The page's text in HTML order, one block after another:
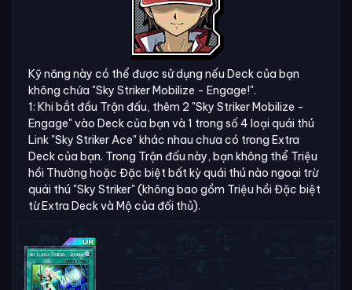
Kỹ năng này có thể được sử dụng nếu Deck của bạn
không chứa "Sky Striker Mobilize - Engage!".
1: Khi bắt đầu Trận đấu, thêm 2 "Sky Striker Mobilize -
Engage" vào Deck của bạn và 1 trong số 4 loại quái thú
Link "Sky Striker Ace" khác nhau chưa có trong Extra
Deck của bạn. Trong Trận đấu này, bạn không thể Triệu
hồi Thường hoặc Đặc biệt bất kỳ quái thú nào ngoại trừ
quái thú "Sky Striker" (không bao gồm Triệu hồi Đặc biệt
từ Extra Deck và Mộ của đối thủ).